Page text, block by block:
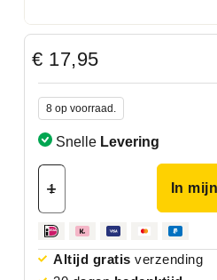
€ 17,95
8 op voorraad.
Snelle Levering
In
Altijd gratis verzending